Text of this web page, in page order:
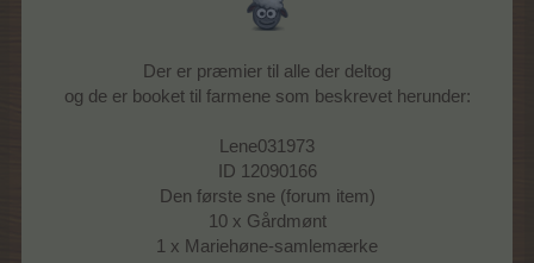
Der er præmier til alle der deltog
og de er booket til farmene som beskrevet herunder:
Lene031973
ID 12090166
Den første sne (forum item)
10 x Gårdmønt
1 x Mariehøne-samlemærke